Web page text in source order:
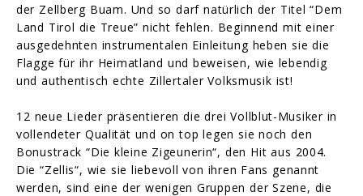
der Zellberg Buam. Und so darf natürlich der Titel “Dem
Land Tirol die Treue” nicht fehlen. Beginnend mit einer
ausgedehnten instrumentalen Einleitung heben sie die
Flagge für ihr Heimatland und beweisen, wie lebendig
und authentisch echte Zillertaler Volksmusik ist!
12 neue Lieder präsentieren die drei Vollblut-Musiker in
vollendeter Qualität und on top legen sie noch den
Bonustrack “Die kleine Zigeunerin“, den Hit aus 2004.
Die “Zellis“, wie sie liebevoll von ihren Fans genannt
werden, sind eine der wenigen Gruppen der Szene, die